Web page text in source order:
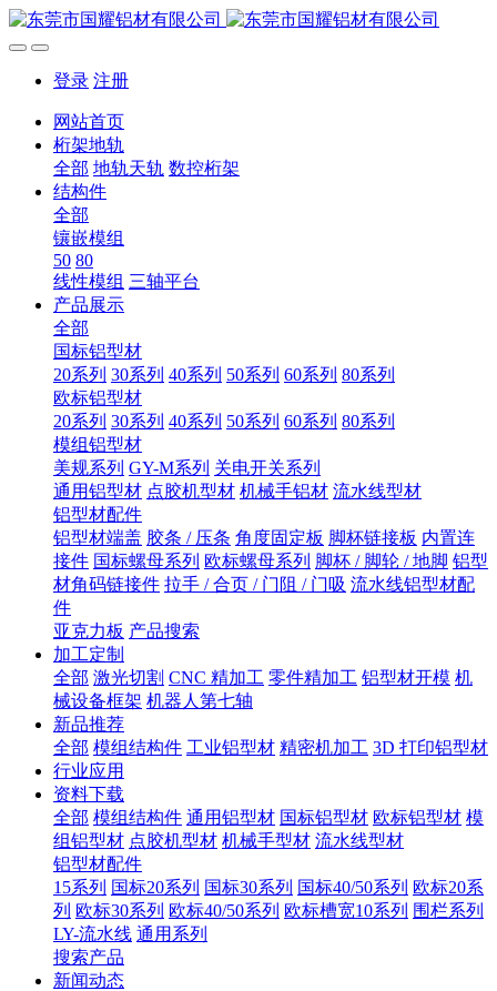
登录 注册
网站首页
桁架地轨
全部 地轨天轨 数控桁架
结构件
全部
镶嵌模组
50 80
线性模组 三轴平台
产品展示
全部
国标铝型材
20系列 30系列 40系列 50系列 60系列 80系列
欧标铝型材
20系列 30系列 40系列 50系列 60系列 80系列
模组铝型材
美规系列 GY-M系列 关电开关系列
通用铝型材 点胶机型材 机械手铝材 流水线型材
铝型材配件
铝型材端盖 胶条 / 压条 角度固定板 脚杯链接板 内置连
接件 国标螺母系列 欧标螺母系列 脚杯 / 脚轮 / 地脚 铝型
材角码链接件 拉手 / 合页 / 门阻 / 门吸 流水线铝型材配
件
亚克力板 产品搜索
加工定制
全部 激光切割 CNC 精加工 零件精加工 铝型材开模 机
械设备框架 机器人第七轴
新品推荐
全部 模组结构件 工业铝型材 精密机加工 3D 打印铝型材
行业应用
资料下载
全部 模组结构件 通用铝型材 国标铝型材 欧标铝型材 模
组铝型材 点胶机型材 机械手型材 流水线型材
铝型材配件
15系列 国标20系列 国标30系列 国标40/50系列 欧标20系
列 欧标30系列 欧标40/50系列 欧标槽宽10系列 围栏系列
LY-流水线 通用系列
搜索产品
新闻动态